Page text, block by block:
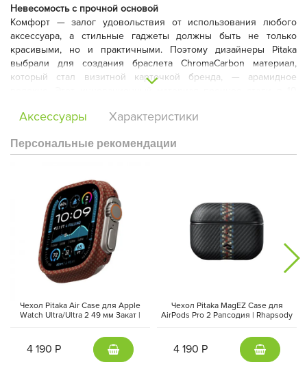
Невесомость с прочной основой
Комфорт — залог удовольствия от использования любого
аксессуара, а стильные гаджеты должны быть не только
красивыми, но и практичными. Поэтому дизайнеры Pitaka
выбрали для создания браслета ChromaCarbon материал,
который стал визитной карточкой бренда, — арамидное
арамидного волокна позволило создать браслет, который
запястье. Его лёгкость и надёжность делают аксессуар
Выдержит всё
Повседневные испытания, такие как тренировки, смена
Аксессуары Характеристики
Персональные рекомендации
Чехол Pitaka Air Case для Apple
Watch Ultra/Ultra 2 49 мм Закат |
4 190 Р
Чехол Pitaka MagEZ Case для
AirPods Pro 2 Рапсодия | Rhapsody
4 190 Р